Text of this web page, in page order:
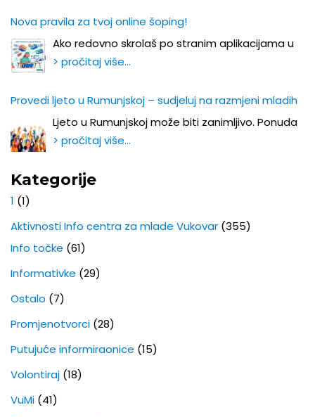
Nova pravila za tvoj online šoping!
Ako redovno skrolaš po stranim aplikacijama u
> pročitaj više…
Provedi ljeto u Rumunjskoj – sudjeluj na razmjeni mladih
Ljeto u Rumunjskoj može biti zanimljivo. Ponuda
> pročitaj više…
Kategorije
1 (1)
Aktivnosti Info centra za mlade Vukovar (355)
Info točke (61)
Informativke (29)
Ostalo (7)
Promjenotvorci (28)
Putujuće informiraonice (15)
Volontiraj (18)
VuMi (41)